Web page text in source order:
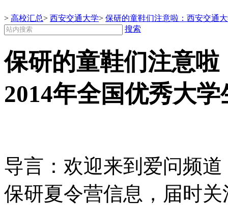
> 高校汇总> 西安交通大学> 保研的童鞋们注意啦：西安交通
搜索
保研的童鞋们注意
2014年全国优秀大
导言：欢迎来到爱问频
保研夏令营信息，届时关